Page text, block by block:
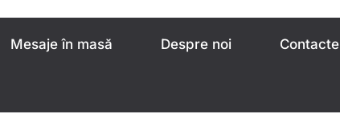
Mesaje în masă Despre noi Contacte